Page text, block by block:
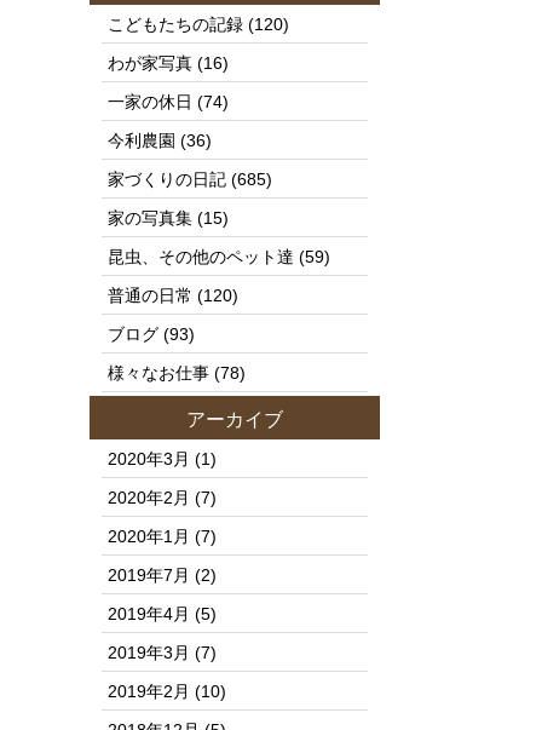
こどもたちの記録 (120)
わが家写真 (16)
一家の休日 (74)
今利農園 (36)
家づくりの日記 (685)
家の写真集 (15)
昆虫、その他のペット達 (59)
普通の日常 (120)
ブログ (93)
様々なお仕事 (78)
アーカイブ
2020年3月 (1)
2020年2月 (7)
2020年1月 (7)
2019年7月 (2)
2019年4月 (5)
2019年3月 (7)
2019年2月 (10)